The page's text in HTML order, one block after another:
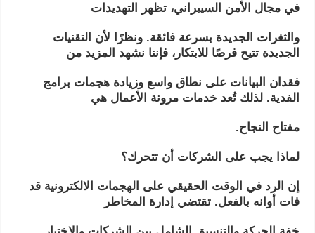
في مجال الأمن السيبراني، تظهر التهديدات
والثغرات الجديدة بسرعة فائقة. ونظرًا لأن التقنيات
الجديدة تتيح فرصًا للابتكار، فإننا نشهد المزيد من
فقدان البيانات على نطاق واسع وزيادة هجمات برامج
الفدية. لذلك تُعد خدمات مرونة الأعمال هي
مفتاح النجاح.
لماذا يجب على الشركات أن تتحرك؟
إن الرد في الوقت الحقيقي على الهجمات الالكترونية قد
فات أوانه بالفعل. تقتضي إدارة المخاطر